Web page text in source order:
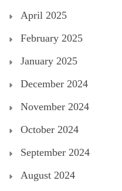
April 2025
February 2025
January 2025
December 2024
November 2024
October 2024
September 2024
August 2024